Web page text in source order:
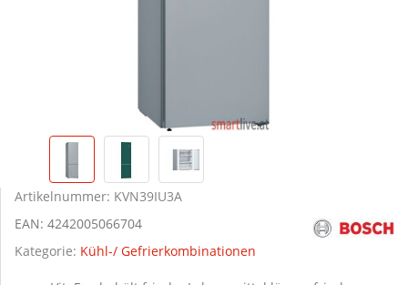
Artikelnummer: KVN39IU3A
EAN: 4242005066704
Kategorie: Kühl-/ Gefrierkombinationen